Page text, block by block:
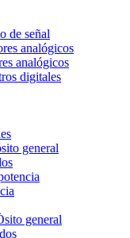
de señal
analógicos
analógicos
digitales
general
general